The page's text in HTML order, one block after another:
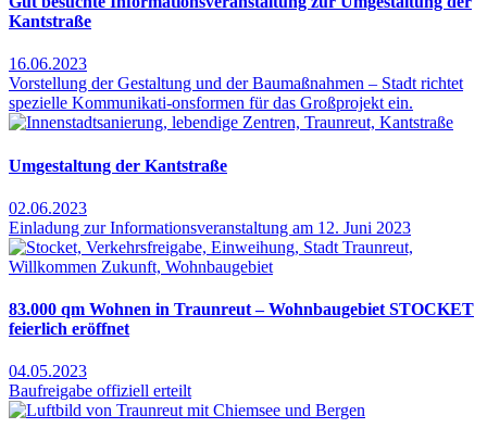
Kantstraße
16.06.2023
Vorstellung der Gestaltung und der Baumaßnahmen – Stadt richtet
spezielle Kommunikati-onsformen für das Großprojekt ein.
Umgestaltung der Kantstraße
02.06.2023
Einladung zur Informationsveranstaltung am 12. Juni 2023
83.000 qm Wohnen in Traunreut – Wohnbaugebiet STOCKET
feierlich eröffnet
04.05.2023
Baufreigabe offiziell erteilt